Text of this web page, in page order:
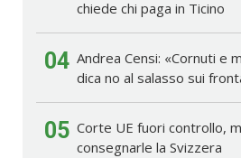
chiede chi paga in Ticino
04 Andrea Censi: «Cornuti e
dica no al salasso sui
05 Corte UE fuori controllo,
consegnarle la Svizzera